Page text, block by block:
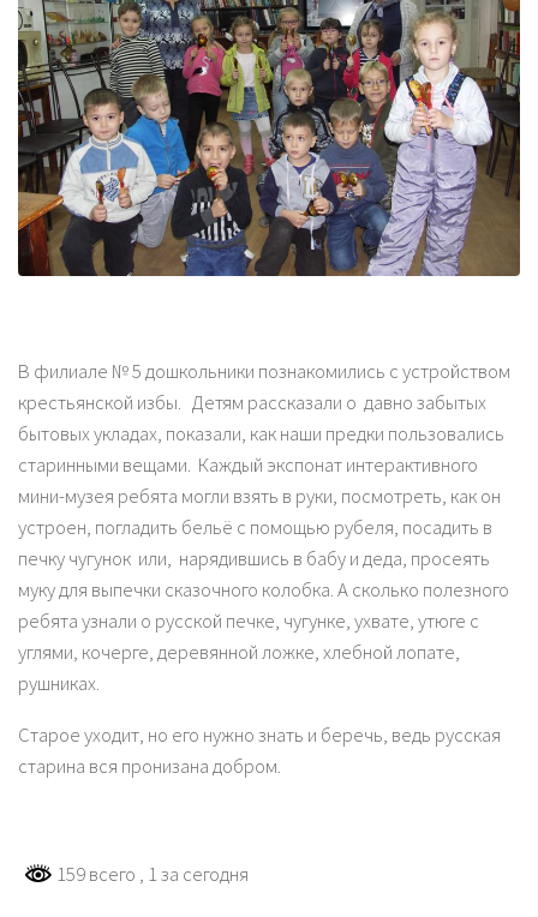
В филиале № 5 дошкольники познакомились с устройством
крестьянской избы. Детям рассказали о давно забытых
бытовых укладах, показали, как наши предки пользовались
старинными вещами. Каждый экспонат интерактивного
мини-музея ребята могли взять в руки, посмотреть, как он
устроен, погладить бельё с помощью рубеля, посадить в
печку чугунок или, нарядившись в бабу и деда, просеять
муку для выпечки сказочного колобка. А сколько полезного
ребята узнали о русской печке, чугунке, ухвате, утюге с
углями, кочерге, деревянной ложке, хлебной лопате,
рушниках.
Старое уходит, но его нужно знать и беречь, ведь русская
старина вся пронизана добром.
159 всего , 1 за сегодня